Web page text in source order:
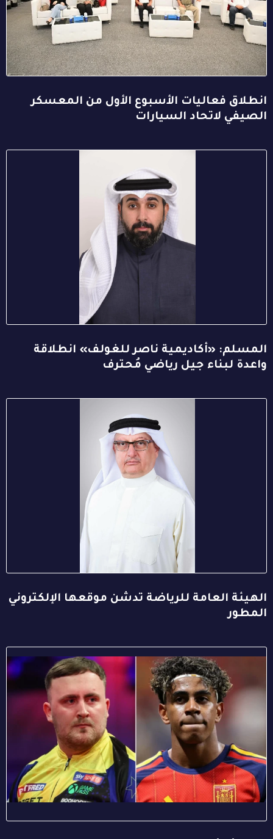
انطلاق فعاليات الأسبوع الأول من المعسكر
الصيفي لاتحاد السيارات
المسلم: «أكاديمية ناصر للغولف» انطلاقة
واعدة لبناء جيل رياضي مُحترف
الهيئة العامة للرياضة تدشن موقعها الإلكتروني
المطور